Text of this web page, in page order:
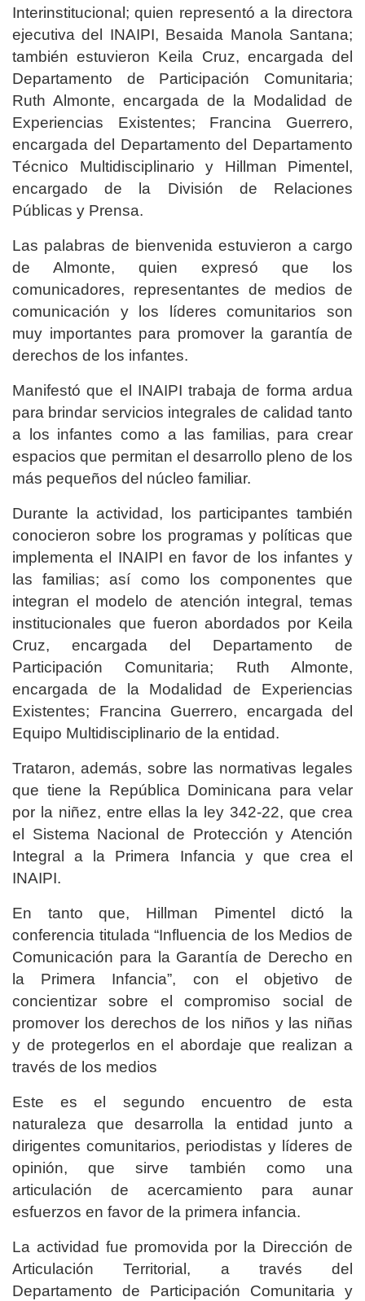
Interinstitucional; quien representó a la directora
ejecutiva del INAIPI, Besaida Manola Santana;
también estuvieron Keila Cruz, encargada del
Departamento de Participación Comunitaria;
Ruth Almonte, encargada de la Modalidad de
Experiencias Existentes; Francina Guerrero,
encargada del Departamento del Departamento
Técnico Multidisciplinario y Hillman Pimentel,
encargado de la División de Relaciones
Públicas y Prensa.
Las palabras de bienvenida estuvieron a cargo
de Almonte, quien expresó que los
comunicadores, representantes de medios de
comunicación y los líderes comunitarios son
muy importantes para promover la garantía de
derechos de los infantes.
Manifestó que el INAIPI trabaja de forma ardua
para brindar servicios integrales de calidad tanto
a los infantes como a las familias, para crear
espacios que permitan el desarrollo pleno de los
más pequeños del núcleo familiar.
Durante la actividad, los participantes también
conocieron sobre los programas y políticas que
implementa el INAIPI en favor de los infantes y
las familias; así como los componentes que
integran el modelo de atención integral, temas
institucionales que fueron abordados por Keila
Cruz, encargada del Departamento de
Participación Comunitaria; Ruth Almonte,
encargada de la Modalidad de Experiencias
Existentes; Francina Guerrero, encargada del
Equipo Multidisciplinario de la entidad.
Trataron, además, sobre las normativas legales
que tiene la República Dominicana para velar
por la niñez, entre ellas la ley 342-22, que crea
el Sistema Nacional de Protección y Atención
Integral a la Primera Infancia y que crea el
INAIPI.
En tanto que, Hillman Pimentel dictó la
conferencia titulada “Influencia de los Medios de
Comunicación para la Garantía de Derecho en
la Primera Infancia”, con el objetivo de
concientizar sobre el compromiso social de
promover los derechos de los niños y las niñas
y de protegerlos en el abordaje que realizan a
través de los medios
Este es el segundo encuentro de esta
naturaleza que desarrolla la entidad junto a
dirigentes comunitarios, periodistas y líderes de
opinión, que sirve también como una
articulación de acercamiento para aunar
esfuerzos en favor de la primera infancia.
La actividad fue promovida por la Dirección de
Articulación Territorial, a través del
Departamento de Participación Comunitaria y